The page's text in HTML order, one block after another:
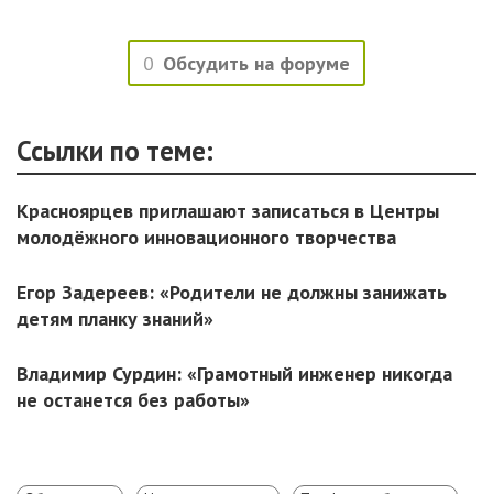
0 Обсудить на форуме
Ссылки по теме:
Красноярцев приглашают записаться в Центры
молодёжного инновационного творчества
Егор Задереев: «Родители не должны занижать
детям планку знаний»
Владимир Сурдин: «Грамотный инженер никогда
не останется без работы»